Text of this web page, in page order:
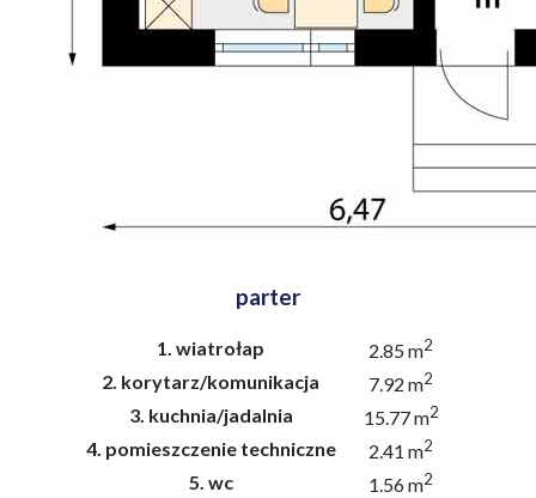
parter
1. wiatrołap 2.85 m2
2. korytarz/komunikacja 7.92 m2
3. kuchnia/jadalnia 15.77 m2
4. pomieszczenie techniczne 2.41 m2
5. wc 1.56 m2